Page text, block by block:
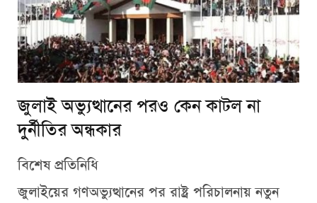
জুলাই অভ্যুত্থানের পরও কেন কাটল না
দুর্নীতির অন্ধকার
বিশেষ প্রতিনিধি
জুলাইয়ের গণঅভ্যুত্থানের পর রাষ্ট্র পরিচালনায় নতুন